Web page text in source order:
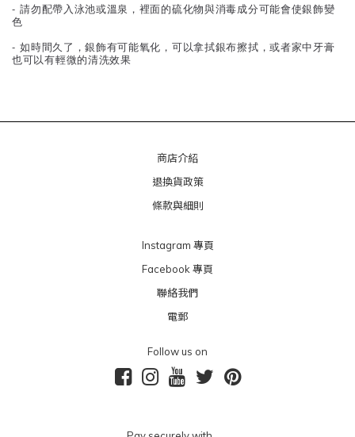
- 請勿配帶入泳池或溫泉，裡面的硫化物與消毒成分可能會使銀飾變
色
- 如時間久了，銀飾有可能氧化，可以拿拭銀布擦拭，或者家中牙膏
也可以有輕微的清洗效果
商店介紹
退換貨政策
條款與細則
Instagram 專頁
Facebook 專頁
聯絡我們
電郵
Follow us on